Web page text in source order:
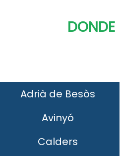
DONDE
Adrià de Besòs
Avinyó
Calders